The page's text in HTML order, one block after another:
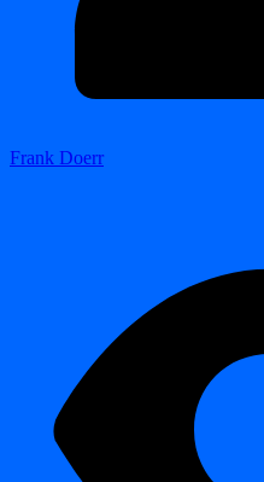
Frank Doerr